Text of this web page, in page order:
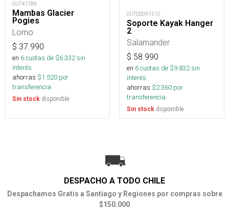
OUT41788
Mambas Glacier
Pogies
Lomo
$ 37.990
en 6cuotas de $6.332sin
interés
ahorras $1.520 por
transferencia.
Sin stock disponible
OUTOD091510
Soporte Kayak Hanger
2
Salamander
$ 58.990
en 6cuotas de $9.832sin
interés
ahorras $2.360 por
transferencia.
Sin stock disponible
DESPACHO A TODO CHILE
Despachamos Gratis a Santiago y Regiones por compras sobre
$150.000